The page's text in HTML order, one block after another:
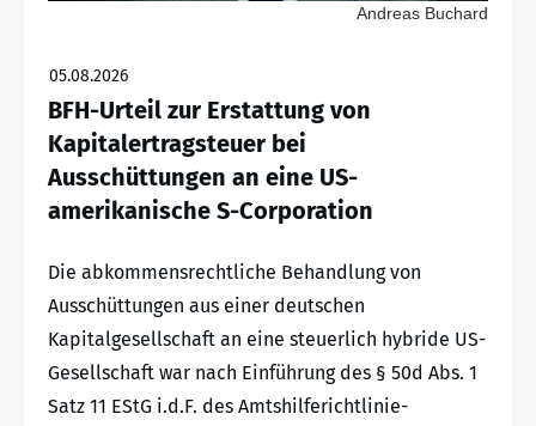
Andreas Buchard
05.08.2026
BFH-Urteil zur Erstattung von
Kapitalertragsteuer bei
Ausschüttungen an eine US-
amerikanische S-Corporation
Die abkommensrechtliche Behandlung von
Ausschüttungen aus einer deutschen
Kapitalgesellschaft an eine steuerlich hybride US-
Gesellschaft war nach Einführung des § 50d Abs. 1
Satz 11 EStG i.d.F. des Amtshilferichtlinie-